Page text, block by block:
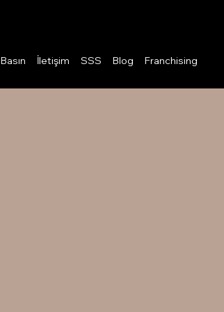
Basın İletişim SSS Blog Franchising